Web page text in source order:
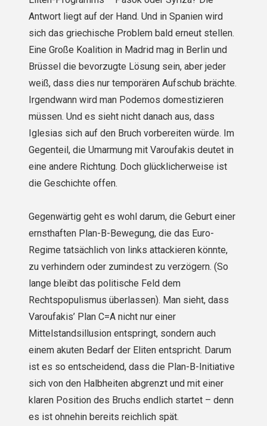
Antwort liegt auf der Hand. Und in Spanien wird
sich das griechische Problem bald erneut stellen.
Eine Große Koalition in Madrid mag in Berlin und
Brüssel die bevorzugte Lösung sein, aber jeder
weiß, dass dies nur temporären Aufschub brächte.
Irgend­wann wird man Podemos domestizieren
müssen. Und es sieht nicht danach aus, dass
Iglesias sich auf den Bruch vorbereiten würde. Im
Gegenteil, die Umarmung mit Varoufakis deutet in
eine andere Richtung. Doch glücklicherweise ist
die Geschichte offen.
Gegenwärtig geht es wohl darum, die Geburt einer
ernsthaften Plan-B-Bewegung, die das Euro-
Regime tatsächlich von links attackieren könnte,
zu verhindern oder zumindest zu verzögern. (So
lange bleibt das politische Feld dem
Rechtspopulismus überlassen). Man sieht, dass
Varoufakis’ Plan C=A nicht nur einer
Mittelstandsillusion entspringt, sondern auch
einem akuten Bedarf der Eliten entspricht. Darum
ist es so entscheidend, dass die Plan-B-Initiative
sich von den Halbheiten abgrenzt und mit einer
klaren Position des Bruchs endlich startet – denn
es ist ohnehin bereits reichlich spät.